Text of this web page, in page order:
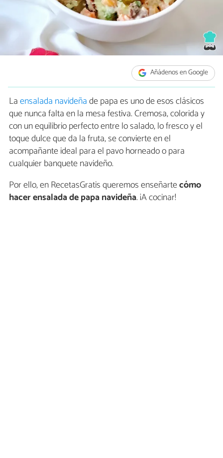
Añádenos en Google
Laensalada navideñade papa es uno de esos clásicos
que nunca falta en la mesa festiva. Cremosa, colorida y
con un equilibrio perfecto entre lo salado, lo fresco y el
toque dulce que da la fruta, se convierte en el
acompañante ideal para el pavo horneado o para
cualquier banquete navideño.
Por ello, en RecetasGratis queremos enseñartecómo
hacerensalada de papa navideña. ¡A cocinar!